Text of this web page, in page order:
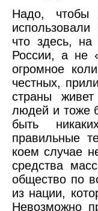
Надо,
что здесь,
России, а не
огромное
честных,
страны
людей и тоже
быть
правильные
коем случае
средства
общество по
из нации,
Невозможно